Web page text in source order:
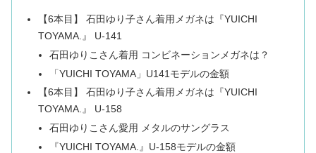
【6本目】 石田ゆり子さん着用メガネは『YUICHI
TOYAMA.』 U-141
石田ゆりこさん着用 コンビネーションメガネは？
「YUICHI TOYAMA」U141モデルの金額
【6本目】 石田ゆり子さん着用メガネは『YUICHI
TOYAMA.』 U-158
石田ゆりこさん愛用 メタルのサングラス
『YUICHI TOYAMA.』U-158モデルの金額